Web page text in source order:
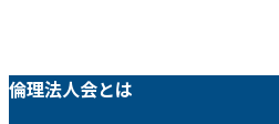
倫理法人会とは